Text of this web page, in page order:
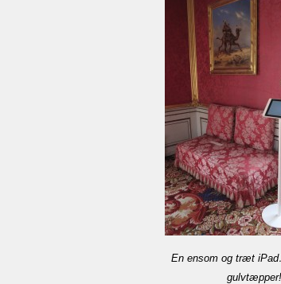
En ensom og træt
gulvtæpper!